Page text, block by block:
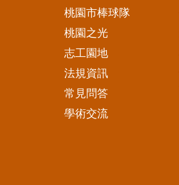
桃園市棒球隊
桃園之光
志工園地
法規資訊
常見問答
學術交流